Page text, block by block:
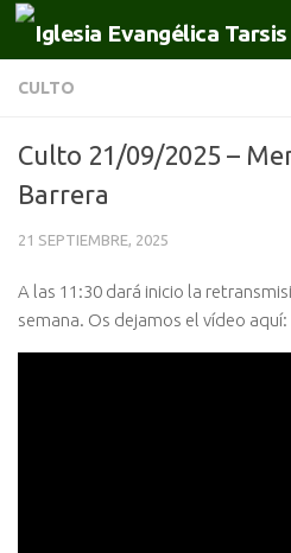
Saltar al contenido
CULTO
Culto 21/09/2025 –
Barrera
21 SEPTIEMBRE, 2025
A las 11:30 dará inicio la
semana. Os dejamos el vídeo aquí: